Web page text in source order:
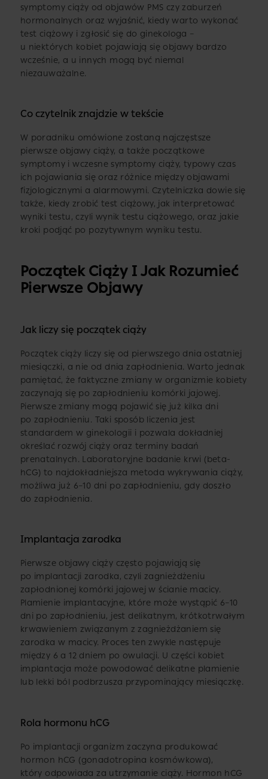
symptomy ciąży od objawów PMS czy zaburzeń
hormonalnych oraz wyjaśnić, kiedy warto wykonać
test ciążowy i zgłosić się do ginekologa –
u niektórych kobiet pojawiają się objawy bardzo
wcześnie, a u innych mogą być niemal
niezauważalne.
Co czytelnik znajdzie w tekście
W poradniku omówione zostaną najczęstsze
pierwsze objawy ciąży, a także początkowe
symptomy i wczesne symptomy ciąży, typowy czas
ich pojawiania się oraz różnice między objawami
fizjologicznymi a alarmowymi. Czytelniczka dowie się
także, kiedy zrobić test ciążowy, jak interpretować
wyniki testu, czyli wynik testu ciążowego, oraz jakie
kroki podjąć po pozytywnym wyniku testu.
Początek Ciąży I Jak Rozumieć
Pierwsze Objawy
Jak liczy się początek ciąży
Początek ciąży liczy się od pierwszego dnia ostatniej
miesiączki, a nie od dnia zapłodnienia. Warto jednak
pamiętać, że faktyczne zmiany w organizmie kobiety
zaczynają się po zapłodnieniu komórki jajowej.
Pierwsze zmiany mogą pojawić się już kilka dni
po zapłodnieniu. Taki sposób liczenia jest
standardem w ginekologii i pozwala dokładniej
określać rozwój ciąży oraz terminy badań
prenatalnych. Laboratoryjne badanie krwi (beta-
hCG) to najdokładniejsza metoda wykrywania ciąży,
możliwa już 6–10 dni po zapłodnieniu, gdy doszło
do zapłodnienia.
Implantacja zarodka
Pierwsze objawy ciąży często pojawiają się
po implantacji zarodka, czyli zagnieżdżeniu
zapłodnionej komórki jajowej w ścianie macicy.
Plamienie implantacyjne, które może wystąpić 6–10
dni po zapłodnieniu, jest delikatnym, krótkotrwałym
krwawieniem związanym z zagnieżdżaniem się
zarodka w macicy. Proces ten zwykle następuje
między 6 a 12 dniem po owulacji. U części kobiet
implantacja może powodować delikatne plamienie
lub lekki ból podbrzusza przypominający miesiączkę.
Rola hormonu hCG
Po implantacji organizm zaczyna produkować
hormon hCG (gonadotropina kosmówkowa),
który odpowiada za utrzymanie ciąży. Hormon hCG